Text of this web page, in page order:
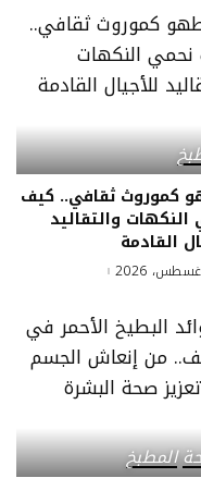
كموروث ثقافي.. كيف
والتقاليد
القادمة
المطبخ